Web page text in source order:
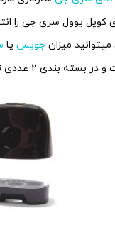
کویل یوول سری جی را
جویس یا
تولید شده است .